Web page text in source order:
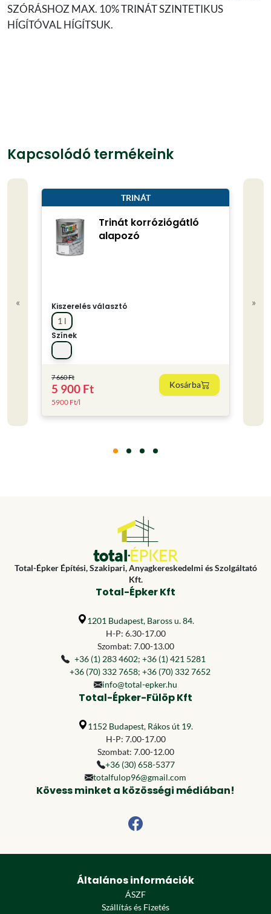
SZÓRÁSHOZ MAX. 10% TRINÁT SZINTETIKUS
HÍGÍTÓVAL HÍGÍTSUK.
Kapcsolódó termékeink
«
TRINÁT
Trinát korróziógátló
alapozó
Kiszerelés választó
1 l
Színek
7 660 Ft
5 900 Ft
5900 Ft/l
Kosárba
»
Total-Épker Építési, Szakipari, Anyagkereskedelmi és Szolgáltató
Kft.
Total-Épker Kft
1201 Budapest, Baross u. 84.
H-P: 6.30-17.00
Szombat: 7.00-13.00
+36 (1) 283 4602; +36 (1) 421 5281
+36 (70) 332 7658; +36 (70) 332 7652
info@total-epker.hu
Total-Épker-Fülöp Kft
1152 Budapest, Rákos út 19.
H-P: 7.00-17.00
Szombat: 7.00-12.00
+36 (30) 658-5377
totalfulop96@gmail.com
Kövess minket a közösségi médiában!
Általános információk
ÁSZF
Szállítás és Fizetés